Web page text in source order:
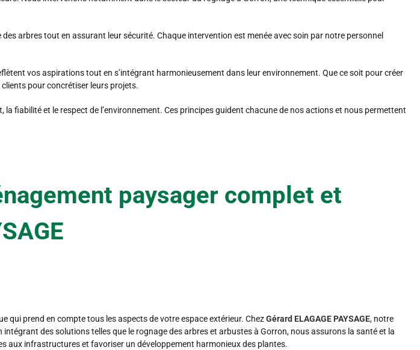
arbres tout en assurant leur sécurité. Chaque intervention est menée avec soin par notre personnel
vos aspirations tout en s’intégrant harmonieusement dans leur environnement. Que ce soit pour créer
pour concrétiser leurs projets.
fiabilité et le respect de l’environnement. Ces principes guident chacune de nos actions et nous permettent
paysager complet et
qui prend en compte tous les aspects de votre espace extérieur. ChezGérard ELAGAGE PAYSAGE, notre
des solutions telles que le rognage des arbres et arbustes à Gorron, nous assurons la santé et la
aux infrastructures et favoriser un développement harmonieux des plantes.